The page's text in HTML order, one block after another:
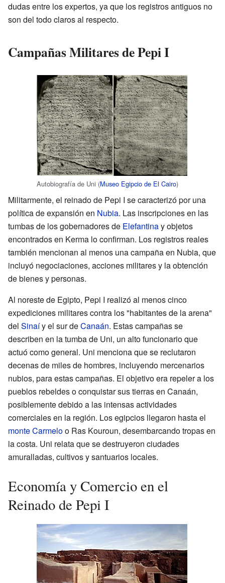
dudas entre los expertos, ya que los registros antiguos no
son del todo claros al respecto.
Campañas Militares de Pepi I
Autobiografía de Uni (Museo Egipcio de El Cairo)
Militarmente, el reinado de Pepi I se caracterizó por una
política de expansión en Nubia. Las inscripciones en las
tumbas de los gobernadores de Elefantinay objetos
encontrados en Kerma lo confirman. Los registros reales
también mencionan al menos una campaña en Nubia, que
incluyó negociaciones, acciones militares y la obtención
de bienes y personas.
Al noreste de Egipto, Pepi I realizó al menos cinco
expediciones militares contra los "habitantes de la arena"
del Sinaíy el sur deCanaán. Estas campañas se
describen en la tumba de Uni, un alto funcionario que
actuó como general. Uni menciona que se reclutaron
decenas de miles de hombres, incluyendo mercenarios
nubios, para estas campañas. El objetivo era repeler a los
pueblos rebeldes o conquistar sus tierras en Canaán,
posiblemente debido a las intensas actividades
comerciales en la región. Los egipcios llegaron hasta el
monte Carmeloo Ras Kouroun, desembarcando tropas en
la costa. Uni relata que se destruyeron ciudades
amuralladas, cultivos y santuarios locales.
Economía y Comercio en el
Reinado de Pepi I